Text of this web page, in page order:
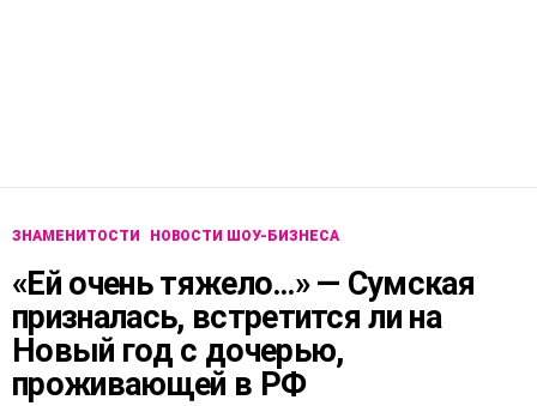
ЗНАМЕНИТОСТИ НОВОСТИ ШОУ-БИЗНЕСА
«Ей очень тяжело…» — Сумская
призналась, встретится ли на
Новый год с дочерью,
проживающей в РФ